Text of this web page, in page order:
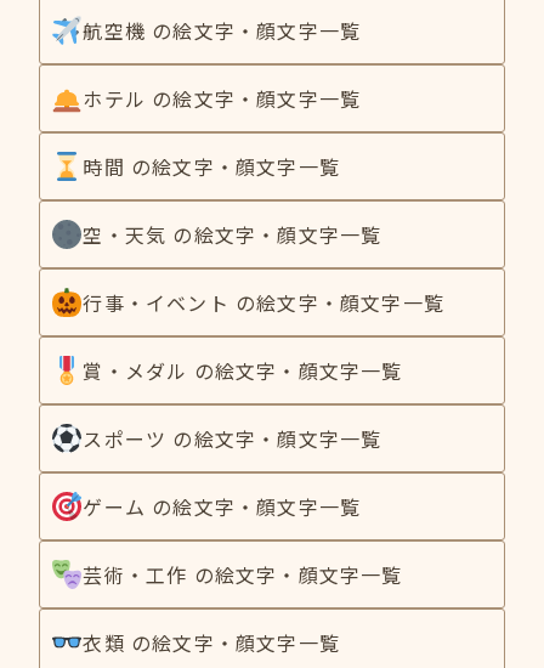
航空機 の絵文字・顔文字一覧
ホテル の絵文字・顔文字一覧
時間 の絵文字・顔文字一覧
空・天気 の絵文字・顔文字一覧
行事・イベント の絵文字・顔文字一覧
賞・メダル の絵文字・顔文字一覧
スポーツ の絵文字・顔文字一覧
ゲーム の絵文字・顔文字一覧
芸術・工作 の絵文字・顔文字一覧
衣類 の絵文字・顔文字一覧